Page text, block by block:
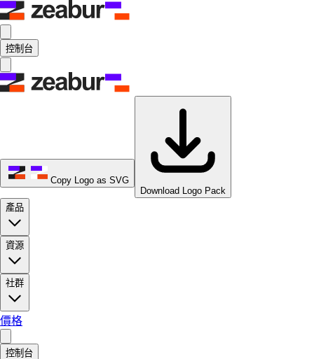
控制台
Copy Logo as SVG
Download Logo Pack
產品
資源
社群
價格
控制台